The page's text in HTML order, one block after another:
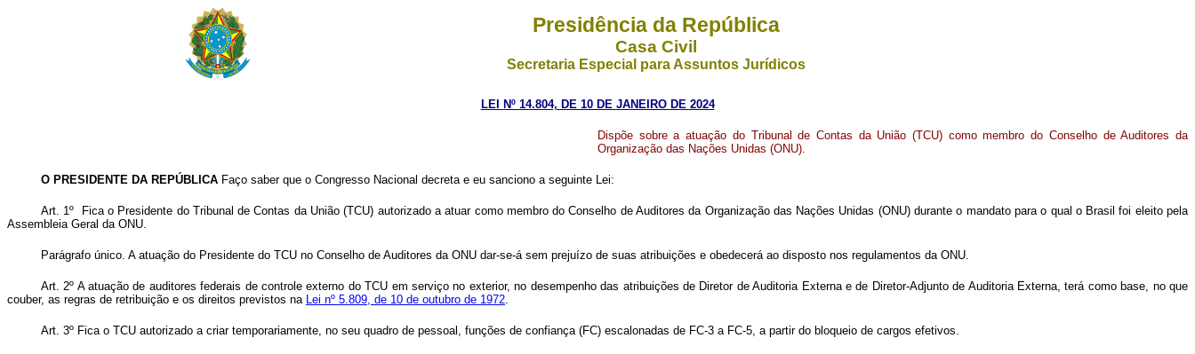
Presidência da República
Casa Civil
Secretaria Especial para Assuntos Jurídicos
LEI Nº 14.804, DE 10 DE JANEIRO DE 2024
Dispõe sobre a atuação do Tribunal de Contas da União (TCU) como membro do Conselho de Auditores da
Organização das Nações Unidas (ONU).
O PRESIDENTE DA REPÚBLICAFaço saber que o Congresso Nacional decreta e eu sanciono a seguinte Lei:
Art. 1º Fica o Presidente do Tribunal de Contas da União (TCU) autorizado a atuar como membro do Conselho de Auditores da Organização das Nações Unidas (ONU) durante o mandato para o qual o Brasil foi eleito pela
Assembleia Geral da ONU.
Parágrafo único. A atuação do Presidente do TCU no Conselho de Auditores da ONU dar-se-á sem prejuízo de suas atribuições e obedecerá ao disposto nos regulamentos da ONU.
Art. 2º A atuação de auditores federais de controle externo do TCU em serviço no exterior, no desempenho das atribuições de Diretor de Auditoria Externa e de Diretor-Adjunto de Auditoria Externa, terá como base, no que
couber, as regras de retribuição e os direitos previstos na Lei nº 5.809, de 10 de outubro de 1972.
Art. 3º Fica o TCU autorizado a criar temporariamente, no seu quadro de pessoal, funções de confiança (FC) escalonadas de FC-3 a FC-5, a partir do bloqueio de cargos efetivos.